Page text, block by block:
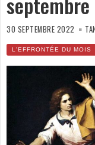
30 SEPTEMBRE 2022
L'EFFRONTÉE DU MOIS